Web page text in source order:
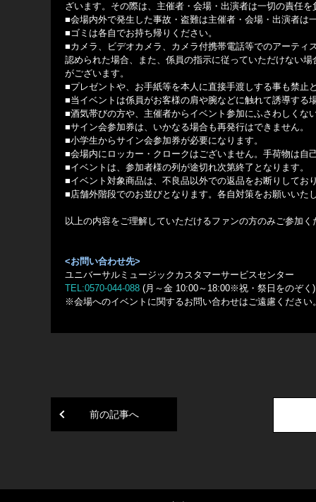
ざいます。その際は、主催者・会場・出演者は一切の責任を
■会場内外で発生した事故・盗難は主催者・会場・出演者
■ゴミは各自でお持ち帰りください。
■カメラ、ビデオカメラ、カメラ付携帯電話等でのアーテ
認められた場合、また、係員の指示に従っていただけない
がございます。
■プレゼントや、お手紙等を本人に直接手渡しする事も禁
■当イベントは係員がお客様の肩や腕などに触れて誘導す
■酒気帯びの方や、主催者からイベント参加にふさわしく
■サイン会参加券は、いかなる場合も再発行はできません。
■小学生からサイン会参加券が必要になります。
■会場内にロッカー・クロークはございません。手荷物は自
■イベントは、参加者様の列が途切れ次第終了となります。
■イベント対象商品は、不良品以外での返品をお断りしてお
■店舗外階段でのお並びとなります。各自対策をお願いいた
以上の内容をご理解していただけるファンの方のみご参加く
<お問い合わせ先>
ユニバーサルミュージックカスタマーサービスセンター
TEL:0570-044-088 (月～金 10:00～18:00※祝・祭日をのぞく)
※会場へのイベントに関するお問い合わせはご遠慮ください
前の記事へ